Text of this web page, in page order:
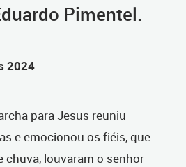
Pimentel.
2024
para Jesus reuniu
e emocionou os fiéis, que
chuva, louvaram o senhor